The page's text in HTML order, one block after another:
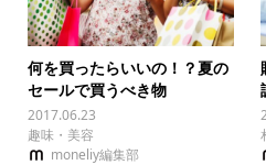
何を買ったらいいの！？夏の
セールで買うべき物
2017.06.23
趣味・美容
moneliy編集部